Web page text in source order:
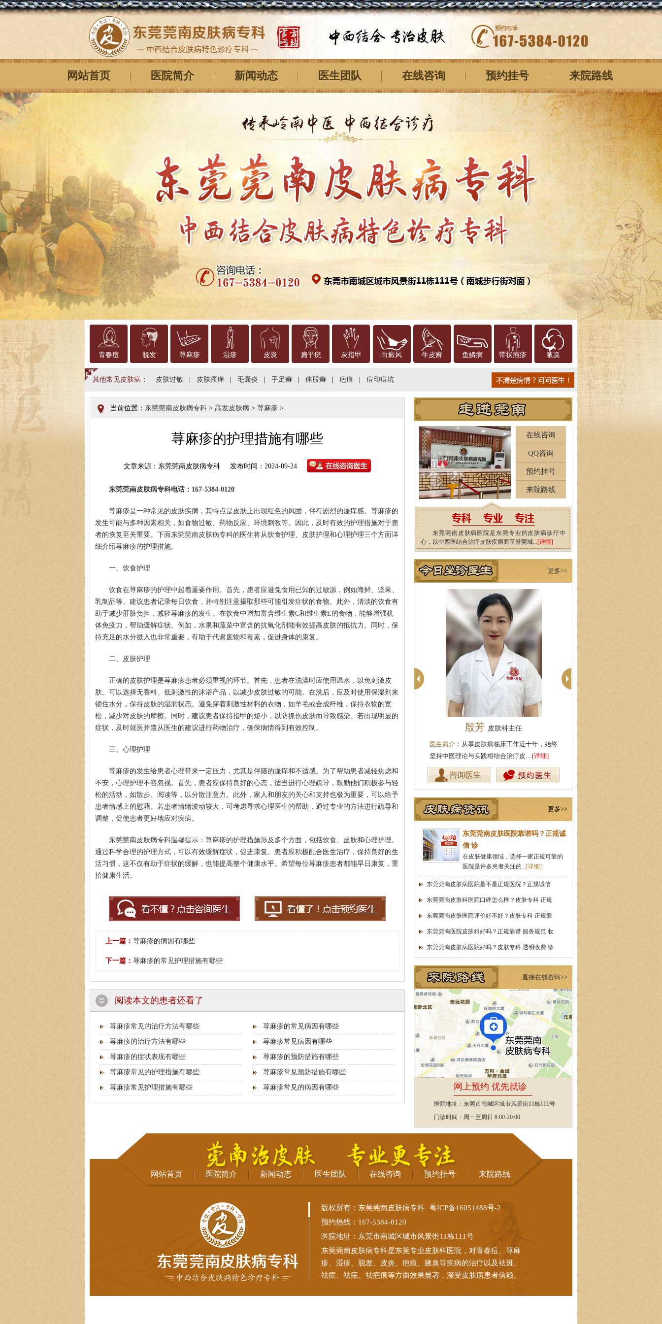
网站首页 医院简介 新闻动态 医生团队 在线咨询 预约挂号 来院路线
青春痘 脱发 荨麻疹 湿疹 皮炎 扁平疣 灰指甲 白癜风 牛皮癣 鱼鳞病 带状疱疹 腋臭
其他常见皮肤病： 皮肤过敏 皮肤瘙痒 毛囊炎 手足癣 体股癣 疤痕 痘印痘坑
当前位置： 东莞莞南皮肤病专科 > 高发皮肤病 > 荨麻疹 >
荨麻疹的护理措施有哪些
文章来源：东莞莞南皮肤病专科 发布时间：2024-09-24
东莞莞南皮肤病专科电话：167-5384-0120
荨麻疹是一种常见的皮肤疾病，其特点是皮肤上出现红色的风团，伴有剧烈的瘙痒感。荨麻疹的
发生可能与多种因素相关，如食物过敏、药物反应、环境刺激等。因此，及时有效的护理措施对于患
者的恢复至关重要。下面东莞莞南皮肤病专科的医生将从饮食护理、皮肤护理和心理护理三个方面详
细介绍荨麻疹的护理措施。
一、饮食护理
饮食在荨麻疹的护理中起着重要作用。首先，患者应避免食用已知的过敏源，例如海鲜、坚果、
乳制品等。建议患者记录每日饮食，并特别注意摄取那些可能引发症状的食物。此外，清淡的饮食有
助于减少肝脏负担，减轻荨麻疹的发生。在饮食中增加富含维生素C和维生素E的食物，能够增强机
体免疫力，帮助缓解症状。例如，水果和蔬菜中富含的抗氧化剂能有效提高皮肤的抵抗力。同时，保
持充足的水分摄入也非常重要，有助于代谢废物和毒素，促进身体的康复。
二、皮肤护理
正确的皮肤护理是荨麻疹患者必须重视的环节。首先，患者在洗澡时应使用温水，以免刺激皮
肤。可以选择无香料、低刺激性的沐浴产品，以减少皮肤过敏的可能。在洗后，应及时使用保湿剂来
锁住水分，保持皮肤的湿润状态。避免穿着刺激性材料的衣物，如羊毛或合成纤维，保持衣物的宽
松，减少对皮肤的摩擦。同时，建议患者保持指甲的短小，以防抓伤皮肤而导致感染。若出现明显的
症状，及时就医并遵从医生的建议进行药物治疗，确保病情得到有效控制。
三、心理护理
荨麻疹的发生给患者心理带来一定压力，尤其是伴随的瘙痒和不适感。为了帮助患者减轻焦虑和
不安，心理护理不容忽视。首先，患者应保持良好的心态，适当进行心理疏导，鼓励他们积极参与轻
松的活动，如散步、阅读等，以分散注意力。此外，家人和朋友的关心和支持也极为重要，可以给予
患者情感上的慰藉。若患者情绪波动较大，可考虑寻求心理医生的帮助，通过专业的方法进行疏导和
调整，促使患者更好地应对疾病。
东莞莞南皮肤病专科温馨提示：荨麻疹的护理措施涉及多个方面，包括饮食、皮肤和心理护理。
通过科学合理的护理方式，可以有效缓解症状，促进康复。患者应积极配合医生治疗，保持良好的生
活习惯，这不仅有助于症状的缓解，也能提高整个健康水平。希望每位荨麻疹患者都能早日康复，重
拾健康生活。
上一篇： 荨麻疹的病因有哪些
下一篇： 荨麻疹的常见护理措施有哪些
阅读本文的患者还看了
荨麻疹常见的治疗方法有哪些 荨麻疹的常见病因有哪些
荨麻疹的治疗方法有哪些 荨麻疹常见病因有哪些
荨麻疹的症状表现有哪些 荨麻疹的预防措施有哪些
荨麻疹常见的护理措施有哪些 荨麻疹常见预防措施有哪些
荨麻疹常见护理措施有哪些 荨麻疹常见的病因有哪些
在线咨询
QQ咨询
预约挂号
来院路线
东莞莞南皮肤病医院是东莞专业的皮肤病诊疗中
心，以中西医结合治疗皮肤疾病而享誉莞城...[详情]
更多>>
殷芳 皮肤科主任
医生简介 ：从事皮肤病临床工作近十年，始终
坚持中医理论与实践相结合治疗皮…[详细]
更多>>
东莞莞南皮肤医院靠谱吗？正规诚
信 诊
在皮肤健康领域，选择一家正规可靠的
医院是许多患者关注的...[详细]
东莞莞南皮肤病医院是不是正规医院？正规诚信
东莞莞南皮肤科医院口碑怎么样？皮肤专科 正规
东莞莞南皮肤医院评价好不好？皮肤专科 正规靠
东莞莞南医院皮肤科好吗？正规靠谱 服务规范 收
东莞莞南皮肤病医院好吗？皮肤专科 透明收费 诊
直接在线咨询>>
网上预约 优先就诊
医院地址：东莞市南城区城市风景街11栋111号
门诊时间：周一至周日 8:00-20:00
网站首页 医院简介 新闻动态 医生团队 在线咨询 预约挂号 来院路线
版权所有：东莞莞南皮肤病专科
粤ICP备16051488号-2
预约热线：167-5384-0120
医院地址：东莞市南城区城市风景街11栋111号
东莞莞南皮肤病专科是东莞专业皮肤科医院，对青春痘、荨麻
疹、湿疹、脱发、皮炎、疤痕、腋臭等疾病的治疗以及祛斑、
祛痘、祛痣、祛疤痕等方面效果显著，深受皮肤病患者信赖。